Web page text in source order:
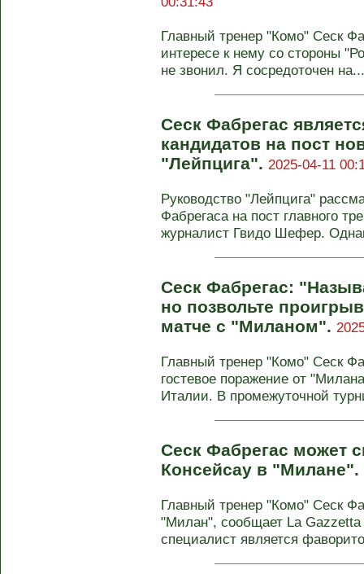
Главный тренер "Комо" Сеск
интересе к нему со стороны
не звонил. Я сосредоточен на...
Сеск Фабрегас
кандидатов на пост
"Лейпцига". 2025-04-11
Руководство "Лейпцига"
Фабрегаса на пост главного
журналист Гвидо Шефер.
Сеск Фабрегас:
но позвольте
матче с "Миланом".
Главный тренер "Комо" Сеск
гостевое поражение от
Италии. В промежуточной
Сеск Фабрегас может
Консейсау в "Милане".
Главный тренер "Комо" Сеск
"Милан", сообщает La Gazzetta
специалист является